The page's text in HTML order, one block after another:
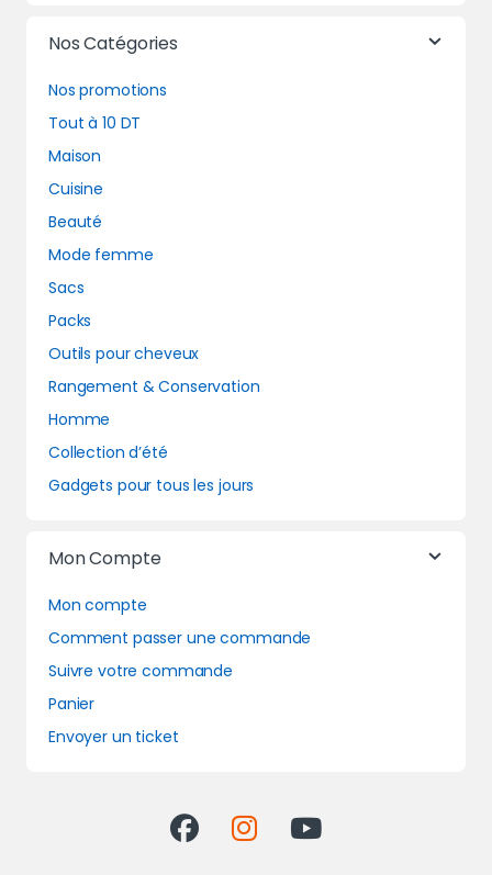
Nos Catégories
Nos promotions
Tout à 10 DT
Maison
Cuisine
Beauté
Mode femme
Sacs
Packs
Outils pour cheveux
Rangement & Conservation
Homme
Collection d’été
Gadgets pour tous les jours
Mon Compte
Mon compte
Comment passer une commande
Suivre votre commande
Panier
Envoyer un ticket